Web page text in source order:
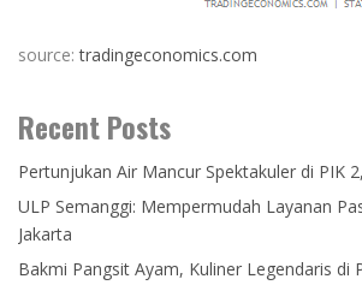
source:tradingeconomics.com
Recent Posts
Pertunjukan Air Mancur Spektakuler di PIK
ULP Semanggi: Mempermudah Layanan
Jakarta
Bakmi Pangsit Ayam, Kuliner Legendaris di